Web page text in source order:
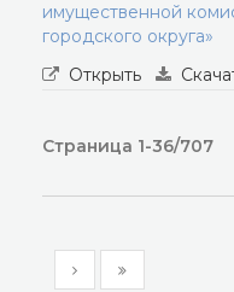
имущественной
городского округа»
Открыть
Страница 1-36/707